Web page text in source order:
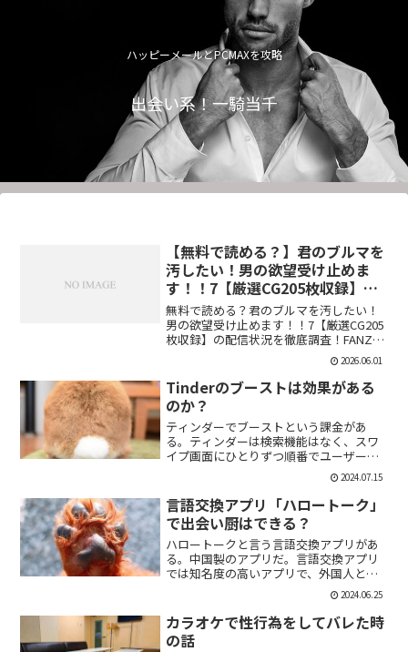
ハッピーメールとPCMAXを攻略
出会い系！一騎当千
【無料で読める？】君のブルマを
汚したい！男の欲望受け止めま
す！！7【厳選CG205枚収録】
【虚構クラブ】
無料で読める？君のブルマを汚したい！
男の欲望受け止めます！！7【厳選CG205
枚収録】の配信状況を徹底調査！FANZA
での販売形式やサンプル視聴、レビュー
評価もまとめています。今すぐチェッ
ク！【d_544876】
2026.06.01
Tinderのブーストは効果がある
のか？
ティンダーでブーストという課金があ
る。ティンダーは検索機能はなく、スワ
イプ画面にひとりずつ順番でユーザーが
表示される。その順番を優先して表示す
ることができる課金がブーストだ。ブー
スト1つ消費で30分間、ブースト2つ消費
で2時間の優先表示がさ...
2024.07.15
言語交換アプリ「ハロートーク」
で出会い厨はできる？
ハロートークと言う言語交換アプリがあ
る。中国製のアプリだ。言語交換アプリ
では知名度の高いアプリで、外国人と知
り合いたい付き合いたいという人にも魅
力的には一見魅力的にうつる。外国人の
恋人欲しいよな。俺もエマワトソンと結
婚してえ。ではハロートー...
2024.06.25
カラオケで性行為をしてバレた時
の話